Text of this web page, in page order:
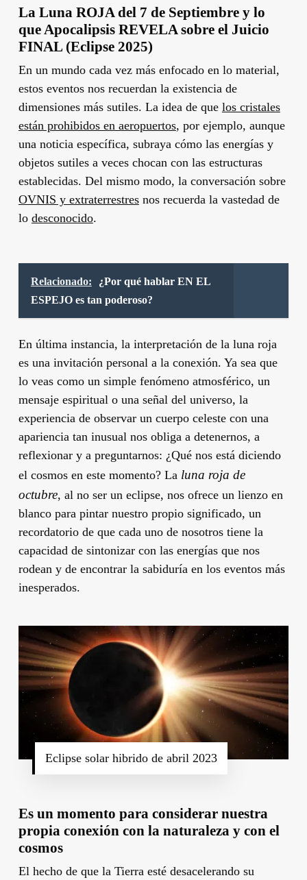
La Luna ROJA del 7 de Septiembre y lo
que Apocalipsis REVELA sobre el Juicio
FINAL (Eclipse 2025)
En un mundo cada vez más enfocado en lo material,
estos eventos nos recuerdan la existencia de
dimensiones más sutiles. La idea de que los cristales
están prohibidos en aeropuertos, por ejemplo, aunque
una noticia específica, subraya cómo las energías y
objetos sutiles a veces chocan con las estructuras
establecidas. Del mismo modo, la conversación sobre
OVNIS y extraterrestresnos recuerda la vastedad de
lo desconocido.
Relacionado:
¿Por qué hablar EN EL
ESPEJO es tan poderoso?
En última instancia, la interpretación de la luna roja
es una invitación personal a la conexión. Ya sea que
lo veas como un simple fenómeno atmosférico, un
mensaje espiritual o una señal del universo, la
experiencia de observar un cuerpo celeste con una
apariencia tan inusual nos obliga a detenernos, a
reflexionar y a preguntarnos: ¿Qué nos está diciendo
el cosmos en este momento? La luna roja de
octubre, al no ser un eclipse, nos ofrece un lienzo en
blanco para pintar nuestro propio significado, un
recordatorio de que cada uno de nosotros tiene la
capacidad de sintonizar con las energías que nos
rodean y de encontrar la sabiduría en los eventos más
inesperados.
Eclipse solar hibrido de abril 2023
Es un momento para considerar nuestra
propia conexión con la naturaleza y con el
cosmos
El hecho de que la Tierra esté desacelerando su